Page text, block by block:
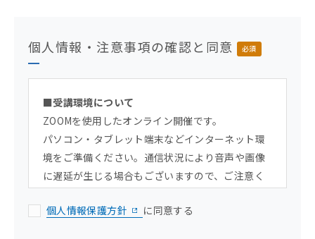
個人情報・注意事項の確認と同意 必須
■受講環境について
ZOOMを使用したオンライン開催です。
パソコン・タブレット端末などインターネット環
境をご準備ください。通信状況により音声や画像
に遅延が生じる場合もございますので、ご注意く
ソコンやタブレット端末での視聴を推奨します。
個人情報保護方針 に同意する